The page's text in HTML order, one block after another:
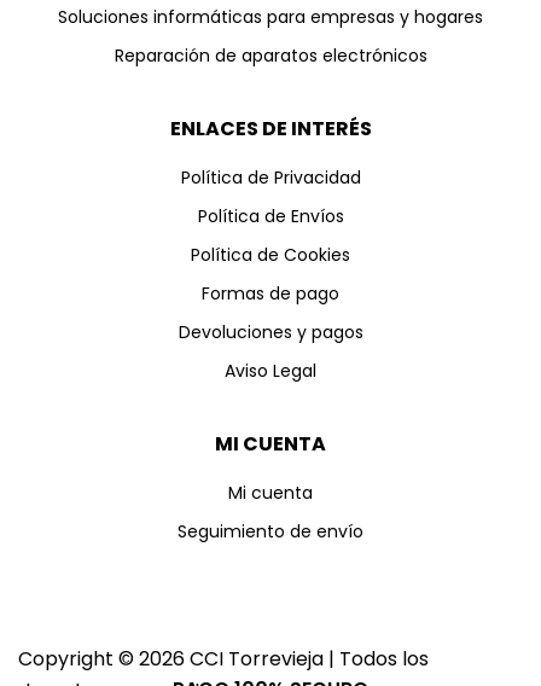
Soluciones informáticas para empresas y hogares
Reparación de aparatos electrónicos
ENLACES DE INTERÉS
Política de Privacidad
Política de Envíos
Política de Cookies
Formas de pago
Devoluciones y pagos
Aviso Legal
MI CUENTA
Mi cuenta
Seguimiento de envío
Copyright © 2026 CCI Torrevieja | Todos los